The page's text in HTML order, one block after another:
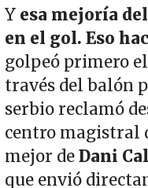
Y esa mejoría
en el gol. Eso
golpeó primero
través del balón
serbio reclamó
centro magistral
mejor deDani
que envió